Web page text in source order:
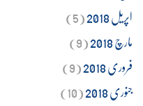
اپریل 2018
(5)
مارچ 2018
(9)
فروری 2018
(9)
جنوری 2018
(10)